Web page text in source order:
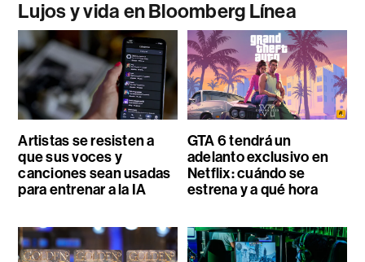
Lujos y vida en Bloomberg Línea
Artistas se resisten a
que sus voces y
canciones sean usadas
para entrenar a la IA
GTA 6 tendrá un
adelanto exclusivo en
Netflix: cuándo se
estrena y a qué hora